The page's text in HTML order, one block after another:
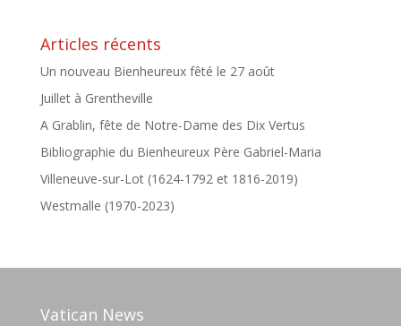
Articles récents
Un nouveau Bienheureux fêté le 27 août
Juillet à Grentheville
A Grablin, fête de Notre-Dame des Dix Vertus
Bibliographie du Bienheureux Père Gabriel-Maria
Villeneuve-sur-Lot (1624-1792 et 1816-2019)
Westmalle (1970-2023)
Vatican News